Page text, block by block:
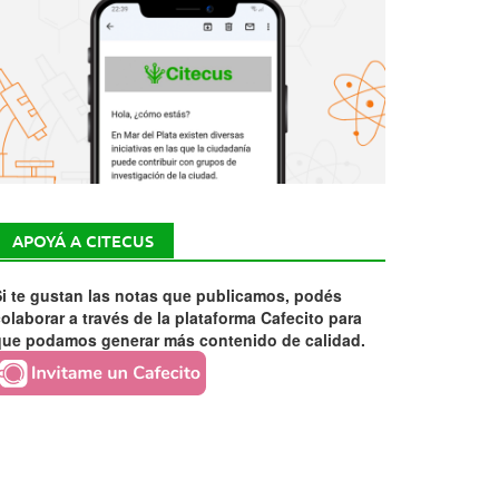
APOYÁ A CITECUS
te gustan las notas que publicamos, podés
a través de la plataforma Cafecito para
podamos generar más contenido de calidad.